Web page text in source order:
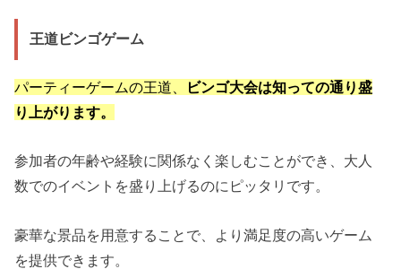
王道ビンゴゲーム
パーティーゲームの王道、
ビンゴ大会は知っての通り盛
り上がります。
参加者の年齢や経験に関係なく楽しむことができ、大人
数でのイベントを盛り上げるのにピッタリです。
豪華な景品を用意することで、より満足度の高いゲーム
を提供できます。